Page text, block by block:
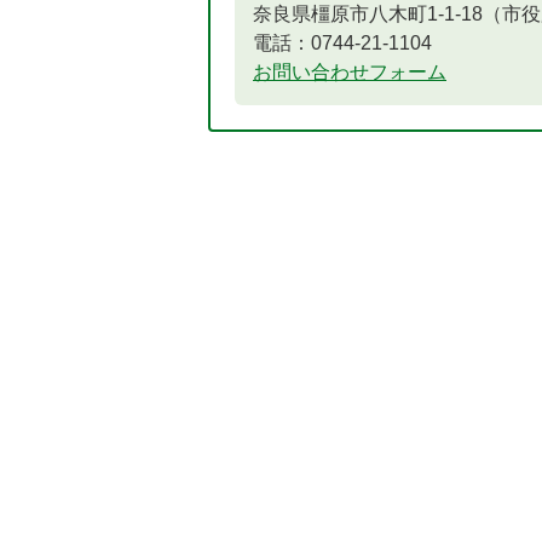
奈良県橿原市八木町1-1-18（市役
電話：0744-21-1104
お問い合わせフォーム